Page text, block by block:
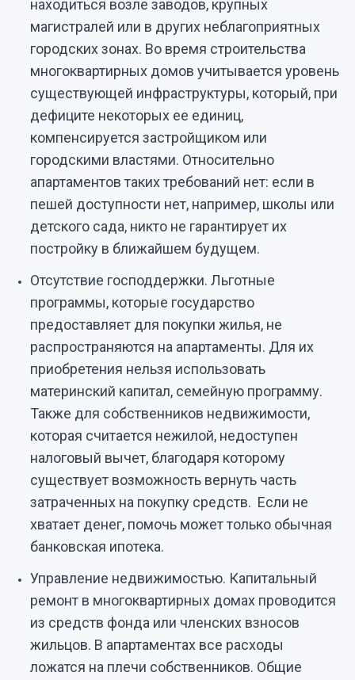
находиться возле заводов, крупных
магистралей или в других неблагоприятных
городских зонах. Во время строительства
многоквартирных домов учитывается уровень
существующей инфраструктуры, который, при
дефиците некоторых ее единиц,
компенсируется застройщиком или
городскими властями. Относительно
апартаментов таких требований нет: если в
пешей доступности нет, например, школы или
детского сада, никто не гарантирует их
постройку в ближайшем будущем.
Отсутствие господдержки. Льготные
программы, которые государство
предоставляет для покупки жилья, не
распространяются на апартаменты. Для их
приобретения нельзя использовать
материнский капитал, семейную программу.
Также для собственников недвижимости,
которая считается нежилой, недоступен
налоговый вычет, благодаря которому
существует возможность вернуть часть
затраченных на покупку средств. Если не
хватает денег, помочь может только обычная
банковская ипотека.
Управление недвижимостью. Капитальный
ремонт в многоквартирных домах проводится
из средств фонда или членских взносов
жильцов. В апартаментах все расходы
ложатся на плечи собственников. Общие